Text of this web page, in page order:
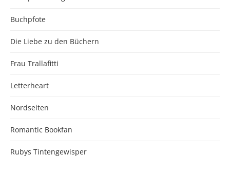
Buchpfote
Die Liebe zu den Büchern
Frau Trallafitti
Letterheart
Nordseiten
Romantic Bookfan
Rubys Tintengewisper